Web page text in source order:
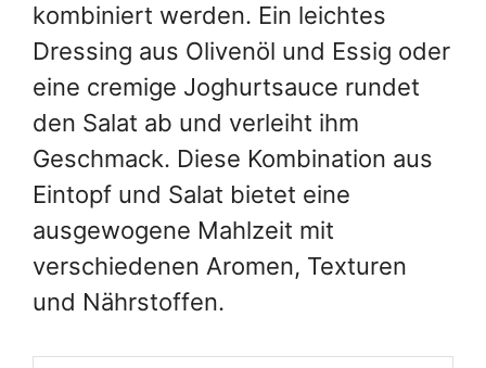
kombiniert werden. Ein leichtes
Dressing aus Olivenöl und Essig oder
eine cremige Joghurtsauce rundet
den Salat ab und verleiht ihm
Geschmack. Diese Kombination aus
Eintopf und Salat bietet eine
ausgewogene Mahlzeit mit
verschiedenen Aromen, Texturen
und Nährstoffen.